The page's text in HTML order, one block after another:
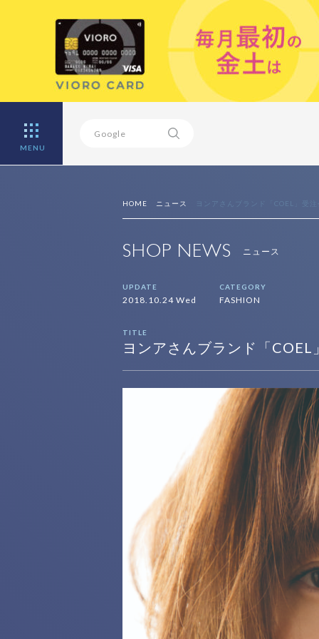
MENU
HOME ニュース ヨンアさんブランド「COEL」受
SHOP NEWS ニュース
UPDATE
2018.10.24 Wed
CATEGORY
FASHION
TITLE
ヨンアさんブランド「COEL